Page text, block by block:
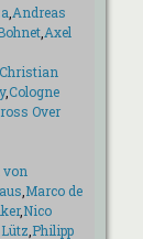
Andreas
, Axel
Christian
,Cologne
Over
von
Marco de
,Nico
Philipp